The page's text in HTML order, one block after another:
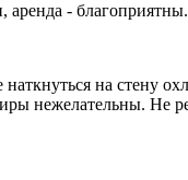
аренда - благоприятны.
на стену
нежелательны. Не